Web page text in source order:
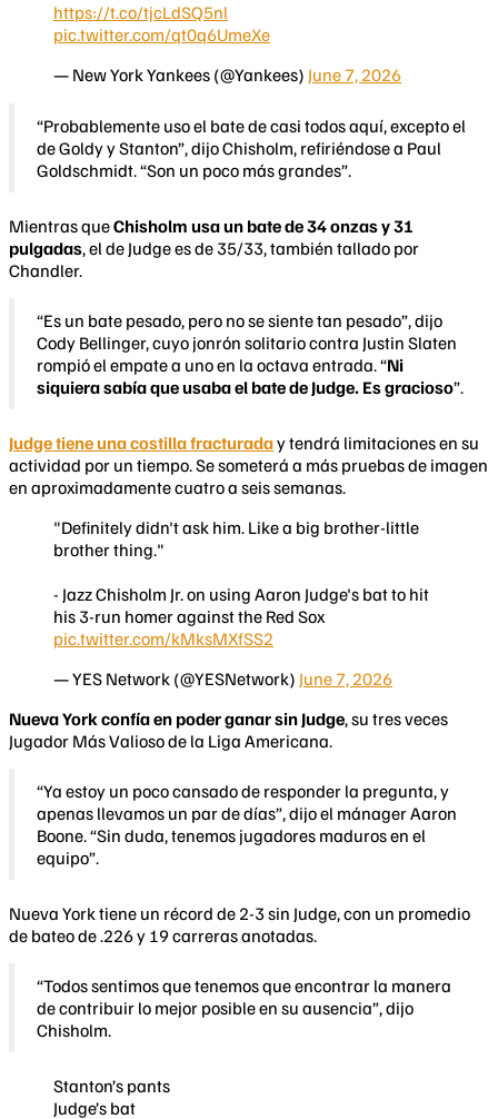
https://t.co/tjcLdSQ5nl
pic.twitter.com/qt0q6UmeXe
— New York Yankees (@Yankees) June 7, 2026
“Probablemente uso el bate de casi todos aquí, excepto el
de Goldy y Stanton”, dijo Chisholm, refiriéndose a Paul
Goldschmidt. “Son un poco más grandes”.
Mientras queChisholm usa un bate de 34 onzas y 31
pulgadas, el de Judge es de 35/33, también tallado por
Chandler.
“Es un bate pesado, pero no se siente tan pesado”, dijo
Cody Bellinger, cuyo jonrón solitario contra Justin Slaten
rompió el empate a uno en la octava entrada. “Ni
siquiera sabía que usaba el bate de Judge. Es gracioso”.
Judge tiene una costilla fracturaday tendrá limitaciones en su
actividad por un tiempo. Se someterá a más pruebas de imagen
en aproximadamente cuatro a seis semanas.
"Definitely didn't ask him. Like a big brother-little
brother thing."
- Jazz Chisholm Jr. on using Aaron Judge's bat to hit
his 3-run homer against the Red Sox
pic.twitter.com/kMksMXfSS2
— YES Network (@YESNetwork) June 7, 2026
Nueva York confía en poder ganar sin Judge, su tres veces
Jugador Más Valioso de la Liga Americana.
“Ya estoy un poco cansado de responder la pregunta, y
apenas llevamos un par de días”, dijo el mánager Aaron
Boone. “Sin duda, tenemos jugadores maduros en el
equipo”.
Nueva York tiene un récord de 2-3 sin Judge, con un promedio
de bateo de .226 y 19 carreras anotadas.
“Todos sentimos que tenemos que encontrar la manera
de contribuir lo mejor posible en su ausencia”, dijo
Chisholm.
Stanton’s pants
Judge’s bat